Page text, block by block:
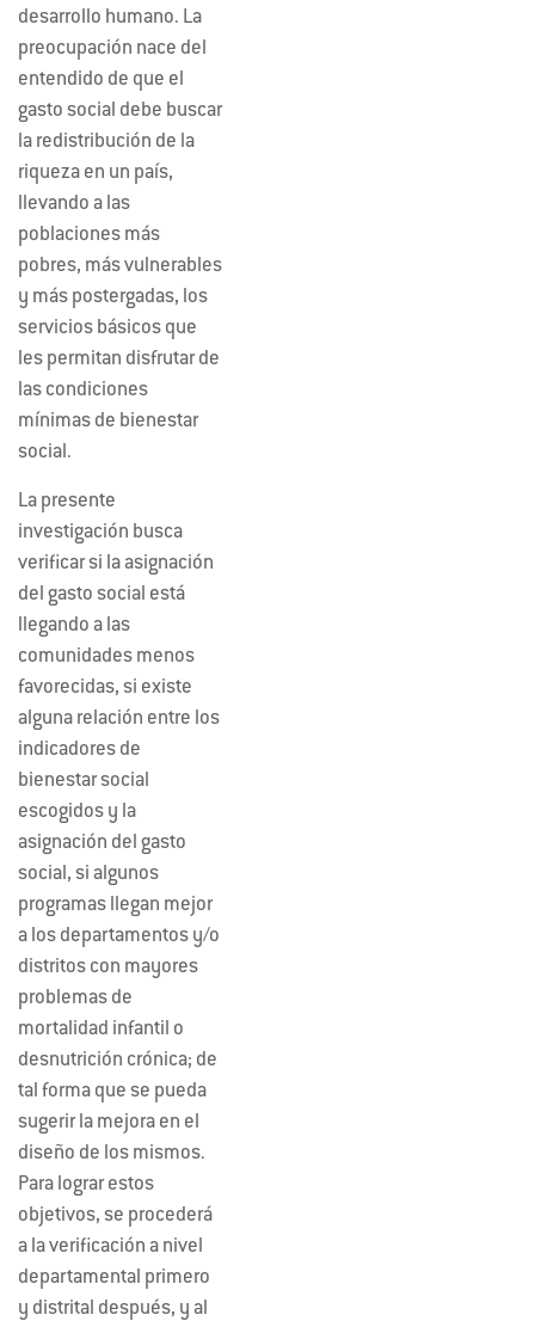
desarrollo humano. La
preocupación nace del
entendido de que el
gasto social debe buscar
la redistribución de la
riqueza en un país,
llevando a las
poblaciones más
pobres, más vulnerables
y más postergadas, los
servicios básicos que
les permitan disfrutar de
las condiciones
mínimas de bienestar
social.
La presente
investigación busca
verificar si la asignación
del gasto social está
llegando a las
comunidades menos
favorecidas, si existe
alguna relación entre los
indicadores de
bienestar social
escogidos y la
asignación del gasto
social, si algunos
programas llegan mejor
a los departamentos y/o
distritos con mayores
problemas de
mortalidad infantil o
desnutrición crónica; de
tal forma que se pueda
sugerir la mejora en el
diseño de los mismos.
Para lograr estos
objetivos, se procederá
a la verificación a nivel
departamental primero
y distrital después, y al